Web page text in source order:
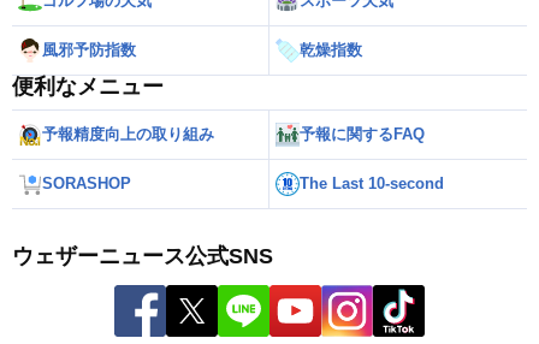
風邪予防指数 乾燥指数
便利なメニュー
予報精度向上の取り組み 予報に関するFAQ
SORASHOP The Last 10-second
ウェザーニュース公式SNS